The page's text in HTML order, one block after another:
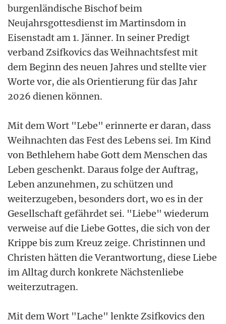
burgenländische Bischof beim
Neujahrsgottesdienst im Martinsdom in
Eisenstadt am 1. Jänner. In seiner Predigt
verband Zsifkovics das Weihnachtsfest mit
dem Beginn des neuen Jahres und stellte vier
Worte vor, die als Orientierung für das Jahr
2026 dienen können.
Mit dem Wort "Lebe" erinnerte er daran, dass
Weihnachten das Fest des Lebens sei. Im Kind
von Bethlehem habe Gott dem Menschen das
Leben geschenkt. Daraus folge der Auftrag,
Leben anzunehmen, zu schützen und
weiterzugeben, besonders dort, wo es in der
Gesellschaft gefährdet sei. "Liebe" wiederum
verweise auf die Liebe Gottes, die sich von der
Krippe bis zum Kreuz zeige. Christinnen und
Christen hätten die Verantwortung, diese Liebe
im Alltag durch konkrete Nächstenliebe
weiterzutragen.
Mit dem Wort "Lache" lenkte Zsifkovics den